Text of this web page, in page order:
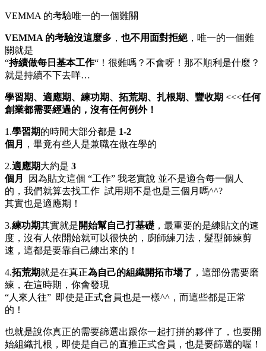
VEMMA 的考驗唯一的一個難關
VEMMA 的考驗沒這麼多 ， 也不用面對拒絕 ，唯一的一個難
關就是
“持續做每日基本工作“！很難嗎？不會呀！那不順利是什麼？
就是持續不下去咩…
學習期、適應期、練功期、拓荒期、扎根期、豐收期 <<<任何
創業都需要經過的，沒有任何例外！
1.學習期的時間大部分都是 1-2
個月
，畢竟有些人是兼職在做在學的
2.適應期大約是 3
個月
因為貼文這個 “工作” 我老實說 並不是適合每一個人
的，我們就算去找工作 試用期不是也是三個月嗎^^?
其實也是適應期！
3.練功期其實就是開始幫自己打基礎 ，最重要的是練貼文的速
度，沒有人依開始就可以很快的，廚師練刀法，髮型師練剪
速，這都是要靠自己練出來的！
4.拓荒期就是在真正為自己的組織開拓市場了 ，這部份需要磨
練，在這時期，你會發現
“人來人往” 即使是正式會員也是一樣^^，而這些都是正常
的！
也就是說你真正的需要篩選出跟你一起打拼的夥伴了，也要開
始組織扎根，即使是自己的直推正式會員，也是要篩選的喔！